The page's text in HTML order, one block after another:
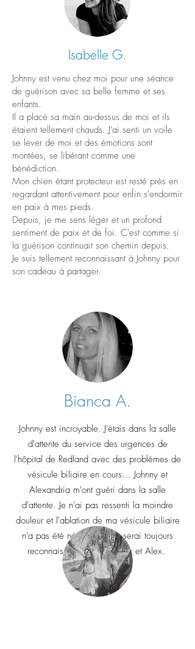
Isabelle G.
Johnny est venu chez moi pour une séance
de guérison avec sa belle femme et ses
enfants.
Il a placé sa main au-dessus de moi et ils
étaient tellement chauds. J'ai senti un voile
se lever de moi et des émotions sont
montées, se libérant comme une
bénédiction.
Mon chien étant protecteur est resté près en
regardant attentivement pour enfin s'endormir
en paix à mes pieds.
Depuis, je me sens léger et un profond
sentiment de paix et de foi. C'est comme si
la guérison continuait son chemin depuis.
Je suis tellement reconnaissant à Johnny pour
son cadeau à partager.
Bianca A.
Johnny est incroyable. J'étais dans la salle
d'attente du service des urgences de
l'hôpital de Redland avec des problèmes de
vésicule biliaire en cours... Johnny et
Alexandria m'ont guéri dans la salle
d'attente. Je n'ai pas ressenti la moindre
douleur et l'ablation de ma vésicule biliaire
n'a pas été nécessaire. Je serai toujours
reconnaissant envers Johnny et Alex.